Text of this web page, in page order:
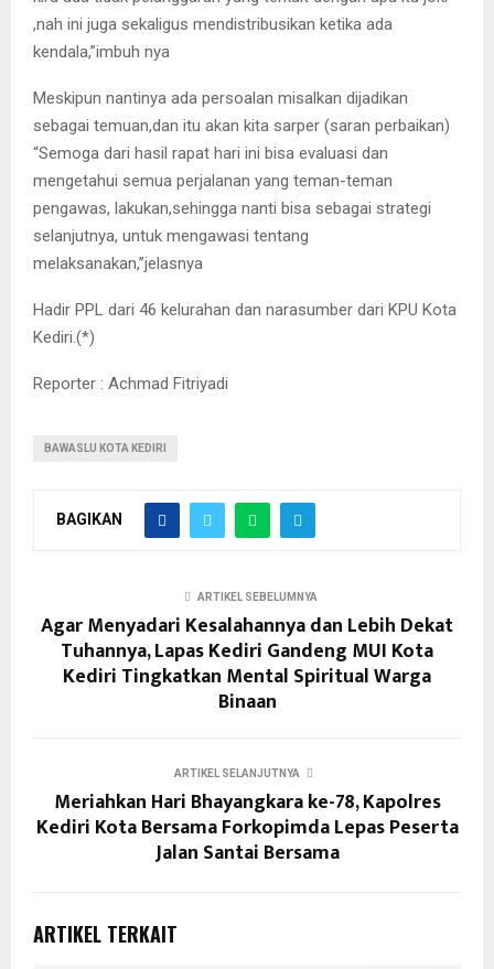
,nah ini juga sekaligus mendistribusikan ketika ada
kendala,”imbuh nya
Meskipun nantinya ada persoalan misalkan dijadikan
sebagai temuan,dan itu akan kita sarper (saran perbaikan)
“Semoga dari hasil rapat hari ini bisa evaluasi dan
mengetahui semua perjalanan yang teman-teman
pengawas, lakukan,sehingga nanti bisa sebagai strategi
selanjutnya, untuk mengawasi tentang
melaksanakan,”jelasnya
Hadir PPL dari 46 kelurahan dan narasumber dari KPU Kota
Kediri.(*)
Reporter : Achmad Fitriyadi
BAWASLU KOTA KEDIRI
BAGIKAN
ARTIKEL SEBELUMNYA
Agar Menyadari Kesalahannya dan Lebih Dekat
Tuhannya, Lapas Kediri Gandeng MUI Kota
Kediri Tingkatkan Mental Spiritual Warga
Binaan
ARTIKEL SELANJUTNYA
Meriahkan Hari Bhayangkara ke-78, Kapolres
Kediri Kota Bersama Forkopimda Lepas Peserta
Jalan Santai Bersama
ARTIKEL TERKAIT